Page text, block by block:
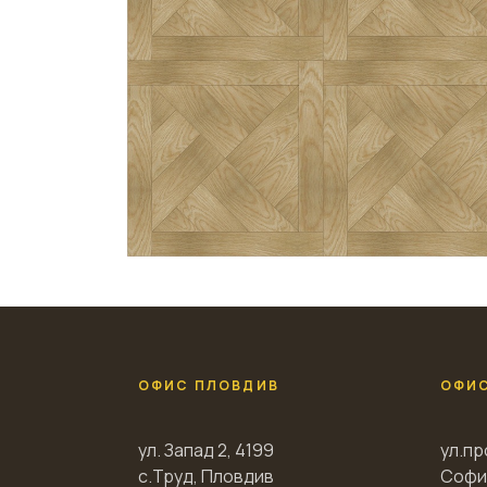
ОФИС ПЛОВДИВ
ул. Запад 2, 4199
с.Труд, Пловдив